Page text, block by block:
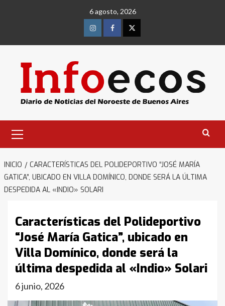
6 agosto, 2026
InstagramFacebookTwitter
primario
INICIO
CARACTERÍSTICAS DEL POLIDEPORTIVO “JOSÉ MARÍA
GATICA”, UBICADO EN VILLA DOMÍNICO, DONDE SERÁ LA ÚLTIMA
DESPEDIDA AL «INDIO» SOLARI
Características del Polideportivo
“José María Gatica”, ubicado en
Villa Domínico, donde será la
última despedida al «Indio» Solari
6 junio, 2026